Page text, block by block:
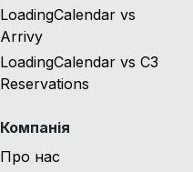
LoadingCalendar vs
Arrivy
LoadingCalendar vs C3
Reservations
Компанія
Про нас